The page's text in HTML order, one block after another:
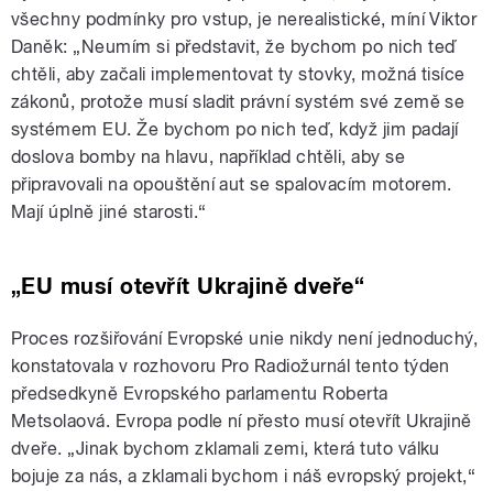
všechny podmínky pro vstup, je nerealistické, míní Viktor
Daněk: „Neumím si představit, že bychom po nich teď
chtěli, aby začali implementovat ty stovky, možná tisíce
zákonů, protože musí sladit právní systém své země se
systémem EU. Že bychom po nich teď, když jim padají
doslova bomby na hlavu, například chtěli, aby se
připravovali na opouštění aut se spalovacím motorem.
Mají úplně jiné starosti.“
„EU musí otevřít Ukrajině dveře“
Proces rozšiřování Evropské unie nikdy není jednoduchý,
konstatovala v rozhovoru Pro Radiožurnál tento týden
předsedkyně Evropského parlamentu Roberta
Metsolaová. Evropa podle ní přesto musí otevřít Ukrajině
dveře. „Jinak bychom zklamali zemi, která tuto válku
bojuje za nás, a zklamali bychom i náš evropský projekt,“